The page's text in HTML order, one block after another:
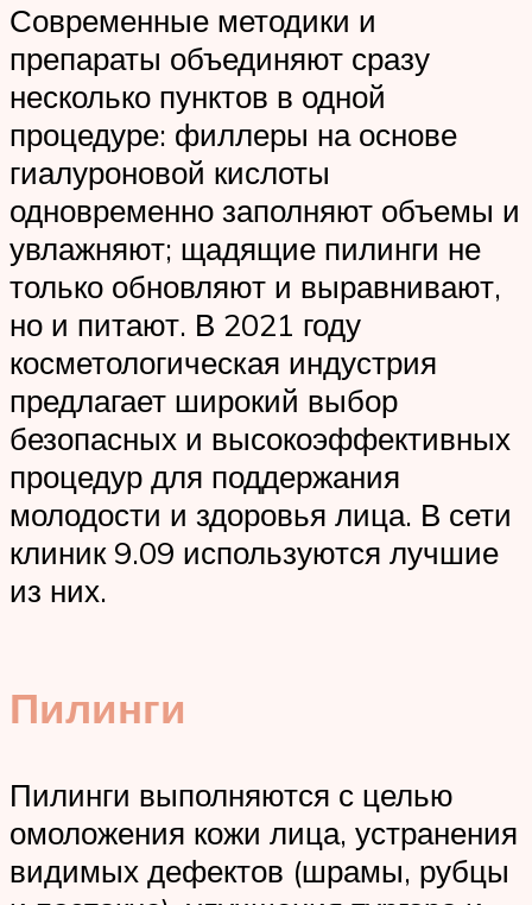
Современные методики и
препараты объединяют сразу
несколько пунктов в одной
процедуре: филлеры на основе
гиалуроновой кислоты
одновременно заполняют объемы и
увлажняют; щадящие пилинги не
только обновляют и выравнивают,
но и питают. В 2021 году
косметологическая индустрия
предлагает широкий выбор
безопасных и высокоэффективных
процедур для поддержания
молодости и здоровья лица. В сети
клиник 9.09 используются лучшие
из них.
Пилинги
Пилинги выполняются с целью
омоложения кожи лица, устранения
видимых дефектов (шрамы, рубцы